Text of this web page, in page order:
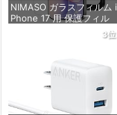
NIMASO ガラスフィルム i
Phone 17 用 保護フィル
透過率 指紋防止 貼りやす
e17 (6.3インチ) 対応 2枚
セット DSP25F1698
3位